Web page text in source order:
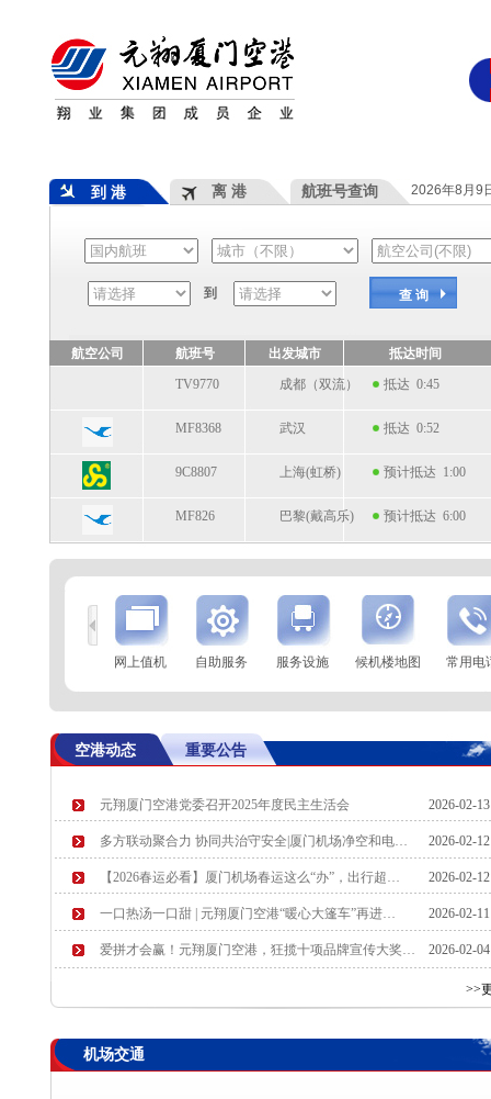
到 港 离 港 航班号查询 2026年8月9
到 查 询
航空公司 航班号 出发城市
抵达时间
TV9770
成都（双流） 抵达 0:45
MF8368 武汉 抵达 0:52
9C8807 上海(虹桥) 预计抵达 1:00
MF826 巴黎(戴高乐) 预计抵达 6:00
到
航空公司 航班号 到达城市
起飞时间
MF8595
杭州 起飞 23:41
航空公司
网上值机 自助服务 服务设施 候机楼地图 常用电
空港动态 重要公告
元翔厦门空港党委召开2025年度民主生活会 2026-02-
多方联动聚合力 协同共治守安全|厦门机场净空和电… 2026-02-
【2026春运必看】厦门机场春运这么“办”，出行超… 2026-02-
一口热汤一口甜 | 元翔厦门空港“暖心大篷车”再进… 2026-02-
爱拼才会赢！元翔厦门空港，狂揽十项品牌宣传大奖… 2026-02-
>>
机场交通